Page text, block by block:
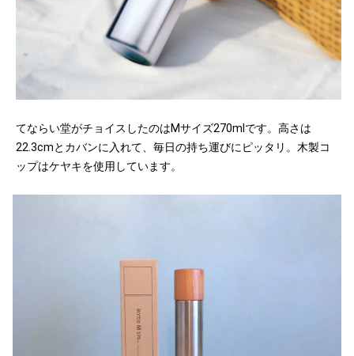
てならい堂がチョイスしたのはMサイズ270mlです。高さは
22.3cmとカバンに入れて、毎日の持ち運びにピッタリ。木製コ
ップはケヤキを使用しています。